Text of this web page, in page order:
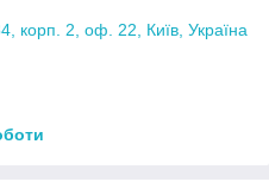
корп. 2, оф. 22, Київ, Україна